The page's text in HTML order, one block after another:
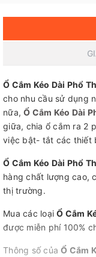
Ổ Cắm Kéo Dài Phổ
cho nhu cầu sử dụng
nữa,Ổ Cắm Kéo Dài
giữa, chia ổ cắm ra 2
việc bật- tắt các thiết
Ổ Cắm Kéo Dài Phổ
hàng chất lượng cao,
thị trường.
Mua các loạiỔ Cắm
được miễn phí 100%
Thông số củaỔ Cắm